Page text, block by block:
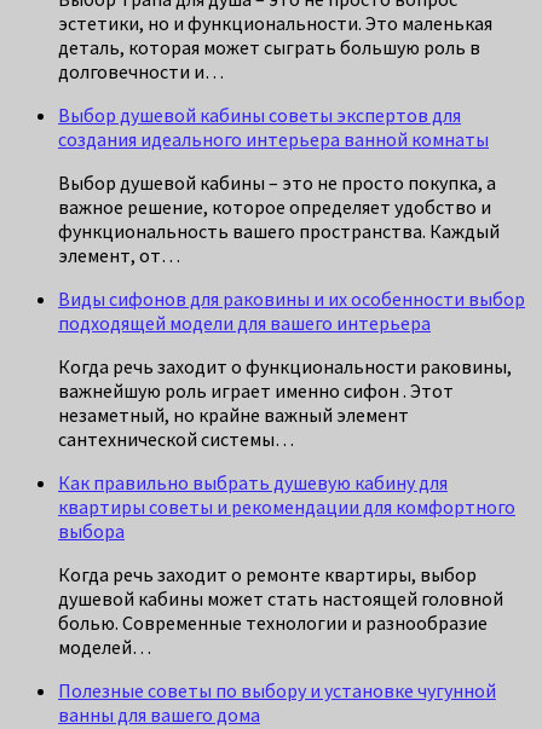
эстетики, но и функциональности. Это маленькая
деталь, которая может сыграть большую роль в
долговечности и…
Выбор душевой кабины советы экспертов для
создания идеального интерьера ванной комнаты
Выбор душевой кабины – это не просто покупка, а
важное решение, которое определяет удобство и
функциональность вашего пространства. Каждый
элемент, от…
Виды сифонов для раковины и их особенности выбор
подходящей модели для вашего интерьера
Когда речь заходит о функциональности раковины,
важнейшую роль играет именно сифон . Этот
незаметный, но крайне важный элемент
сантехнической системы…
Как правильно выбрать душевую кабину для
квартиры советы и рекомендации для комфортного
выбора
Когда речь заходит о ремонте квартиры, выбор
душевой кабины может стать настоящей головной
болью. Современные технологии и разнообразие
моделей…
Полезные советы по выбору и установке чугунной
ванны для вашего дома